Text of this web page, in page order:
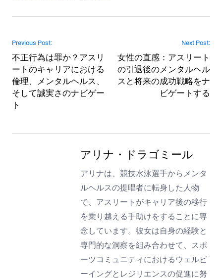
Post navigation
Previous Post:
不正行為は罪か？アスリ
ートのキャリアにおける
倫理、メンタルヘルス、
そして誠実さのナビゲー
ト
Next Post:
女性の直感：アスリート
の引退後のメンタルヘル
スと将来の成功戦略をナ
ビゲートする
アリナ・ドラゴミール
アリナは、競技水泳選手からメンタ
ルヘルスの提唱者に転身した人物
で、アスリートがキャリア後の移行
を乗り越える手助けをすることに専
念しています。彼女は自身の経験と
専門的な洞察を組み合わせて、スポ
ーツコミュニティにおけるウェルビ
ーイングとレジリエンスの促進に努